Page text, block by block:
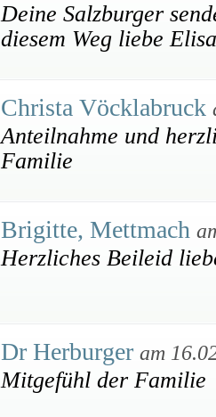
Deine Salzburger
diesem Weg liebe
Christa Vöcklabruck
Anteilnahme und
Familie
Brigitte, Mettmach
Herzliches Beileid
Dr Herburger am
Mitgefühl der Familie